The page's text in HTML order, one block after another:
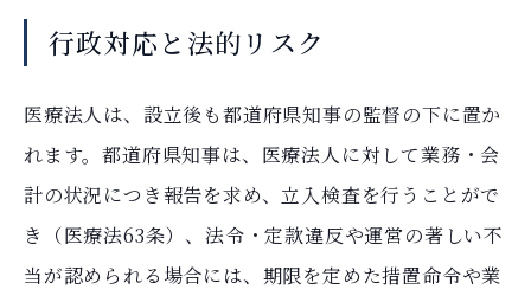
行政対応と法的リスク
医療法人は、設立後も都道府県知事の監督の下に置か
れます。都道府県知事は、医療法人に対して業務・会
計の状況につき報告を求め、立入検査を行うことがで
き（医療法63条）、法令・定款違反や運営の著しい不
当が認められる場合には、期限を定めた措置命令や業